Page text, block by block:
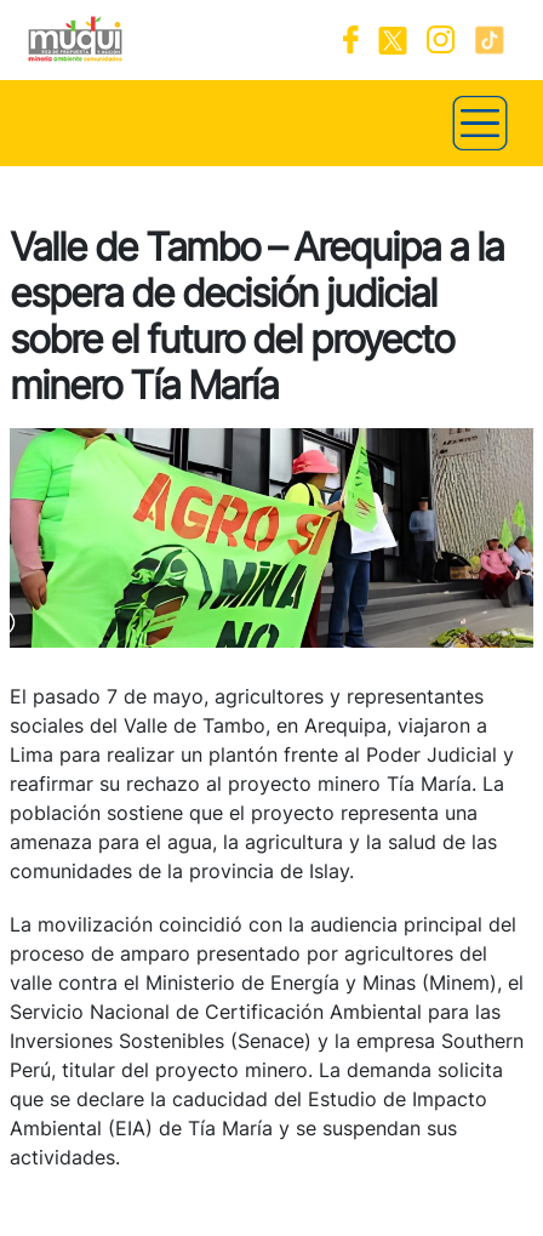
Valle de Tambo – Arequipa a la
espera de decisión judicial
sobre el futuro del proyecto
minero Tía María
El pasado 7 de mayo, agricultores y representantes
sociales del Valle de Tambo, en Arequipa, viajaron a
Lima para realizar un plantón frente al Poder Judicial y
reafirmar su rechazo al proyecto minero Tía María. La
población sostiene que el proyecto representa una
amenaza para el agua, la agricultura y la salud de las
comunidades de la provincia de Islay.
La movilización coincidió con la audiencia principal del
proceso de amparo presentado por agricultores del
valle contra el Ministerio de Energía y Minas (Minem), el
Servicio Nacional de Certificación Ambiental para las
Inversiones Sostenibles (Senace) y la empresa Southern
Perú, titular del proyecto minero. La demanda solicita
que se declare la caducidad del Estudio de Impacto
Ambiental (EIA) de Tía María y se suspendan sus
actividades.